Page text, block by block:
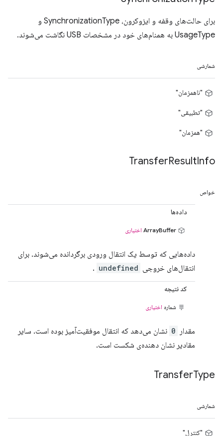
برای حالت‌های وقفه و ایزوکرون، SynchronizationType و
UsageType به همنام‌های خود در مشخصات USB نگاشت می‌شوند.
شمارشی
"ناهمزمان"
"تطبیقی"
"همزمان"
TransferResultInfo
خواص
داده‌ها
اختیاری
داده‌هایی که توسط یک انتقال ورودی برگردانده می‌شوند. برای
انتقال‌های خروجی undefined
.
کد نتیجه
شماره اختیاری
مقدار 0 نشان می‌دهد که انتقال موفقیت‌آمیز بوده است. سایر
مقادیر نشان دهنده‌ی شکست است.
TransferType
شمارشی
"کنترل"